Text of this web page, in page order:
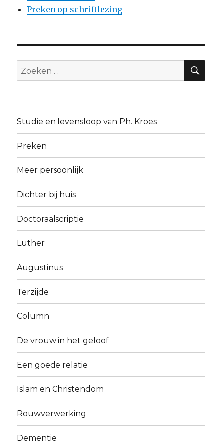
Preken op schriftlezing
Zoeken
naar:
Studie en levensloop van Ph. Kroes
Preken
Meer persoonlijk
Dichter bij huis
Doctoraalscriptie
Luther
Augustinus
Terzijde
Column
De vrouw in het geloof
Een goede relatie
Islam en Christendom
Rouwverwerking
Dementie